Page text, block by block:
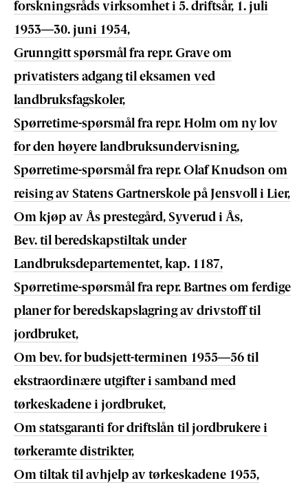
forskningsråds virksomhet i 5. driftsår, 1. juli
1953—30. juni 1954,
Grunngitt spørsmål fra repr. Grave om
privatisters adgang til eksamen ved
landbruksfagskoler,
Spørretime-spørsmål fra repr. Holm om ny lov
for den høyere landbruksundervisning,
Spørretime-spørsmål fra repr. Olaf Knudson om
reising av Statens Gartnerskole på Jensvoll i Lier,
Om kjøp av Ås prestegård, Syverud i Ås,
Bev. til beredskapstiltak under
Landbruksdepartementet, kap. 1187,
Spørretime-spørsmål fra repr. Bartnes om ferdige
planer for beredskapslagring av drivstoff til
jordbruket,
Om bev. for budsjett-terminen 1955—56 til
ekstraordinære utgifter i samband med
tørkeskadene i jordbruket,
Om statsgaranti for driftslån til jordbrukere i
tørkeramte distrikter,
Om tiltak til avhjelp av tørkeskadene 1955,